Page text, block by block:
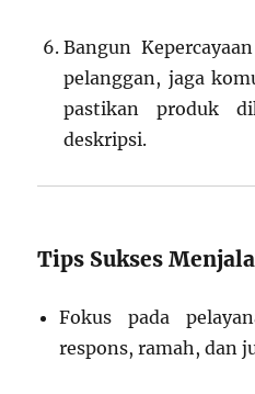
Bangun
pelanggan, jaga
pastikan produk
deskripsi.
Tips Sukses
Fokus pada
respons, ramah, dan